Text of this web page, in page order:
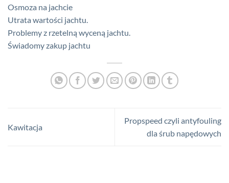
Osmoza na jachcie
Utrata wartości jachtu.
Problemy z rzetelną wyceną jachtu.
Świadomy zakup jachtu
Kawitacja
Propspeed czyli antyfouling
dla śrub napędowych